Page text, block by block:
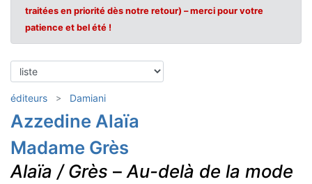
traitées en priorité dès notre retour) – merci pour votre
patience et bel été !
éditeurs Damiani
Azzedine Alaïa
Madame Grès
Alaïa / Grès – Au-delà de la mode